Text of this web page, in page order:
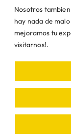
Nosotros
hay nada de
mejoramos tu
visitarnos!.
© VDP
derechos